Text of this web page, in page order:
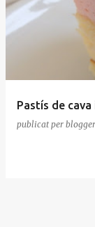
Pastís de cava
publicat per blogger